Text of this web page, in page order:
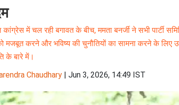
में चल रही बगावत के बीच, ममता बनर्जी ने सभी पार्टी
मजबूत करने और भविष्य की चुनौतियों का सामना करने के लिए
के बारे में।
Chaudhary | Jun 3, 2026, 14:49 IST